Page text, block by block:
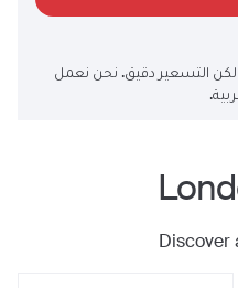
ولكن التسعير دقيق. نحن نعمل
Discover